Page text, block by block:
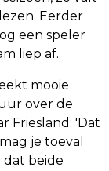
Eerder
een speler
liep af.
mooie
over de
Friesland: 'Dat
je toeval
dat beide